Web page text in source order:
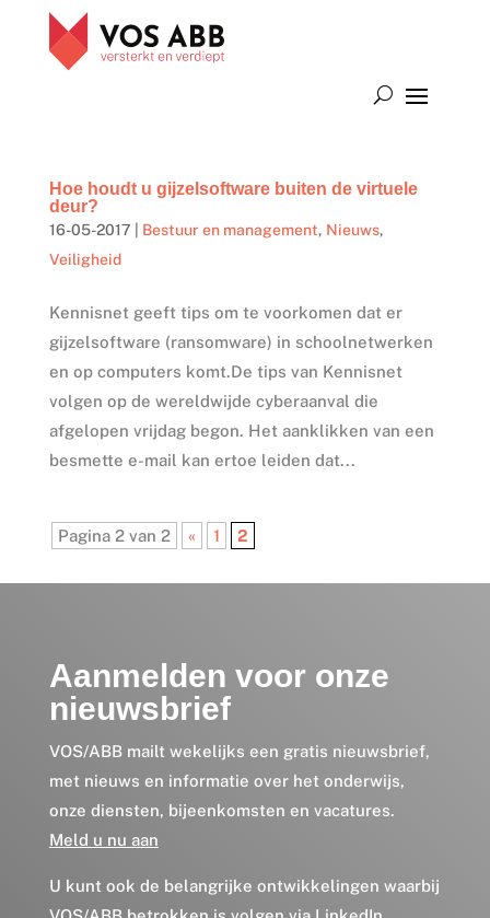
Hoe houdt u gijzelsoftware buiten de virtuele
deur?
16-05-2017 Bestuur en management, Nieuws,
Veiligheid
Kennisnet geeft tips om te voorkomen dat er
gijzelsoftware (ransomware) in schoolnetwerken
en op computers komt.De tips van Kennisnet
volgen op de wereldwijde cyberaanval die
afgelopen vrijdag begon. Het aanklikken van een
besmette e-mail kan ertoe leiden dat...
Pagina 2 van 2 « 1 2
Aanmelden voor onze
nieuwsbrief
VOS/ABB mailt wekelijks een gratis nieuwsbrief,
met nieuws en informatie over het onderwijs,
onze diensten, bijeenkomsten en vacatures.
Meld u nu aan
U kunt ook de belangrijke ontwikkelingen waarbij